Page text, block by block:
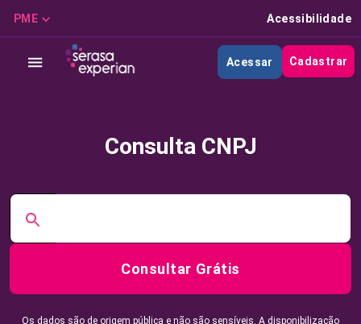
PME Acessibilidade
Acessar Cadastrar
Consulta CNPJ
Consultar Grátis
Os dados são de origem pública e não são sensíveis. A disponibilização